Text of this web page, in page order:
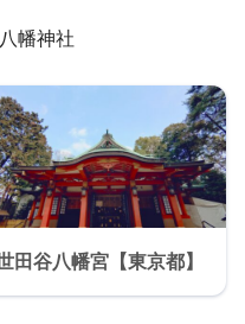
幡神社
田谷八幡宮【東京都】